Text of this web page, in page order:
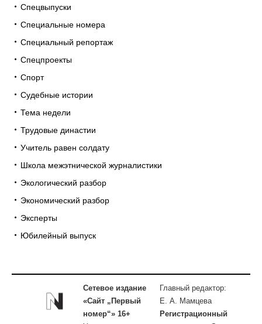
Спецвыпуски
Специальные номера
Специальный репортаж
Спецпроекты
Спорт
Судебные истории
Тема недели
Трудовые династии
Учитель равен солдату
Школа межэтнической журналистики
Экологический разбор
Экономический разбор
Эксперты
Юбилейный выпуск
Сетевое издание
«Сайт „Первый
номер“» 16+
Главный редактор:
Е. А. Мамцева
Регистрационный